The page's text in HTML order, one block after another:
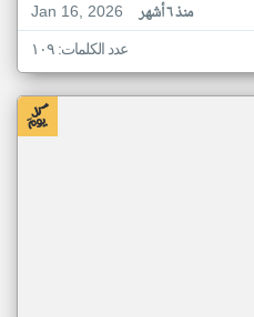
Jan 16, 2026
منذ ٦ أشهر
عدد الكلمات: ١٠٩